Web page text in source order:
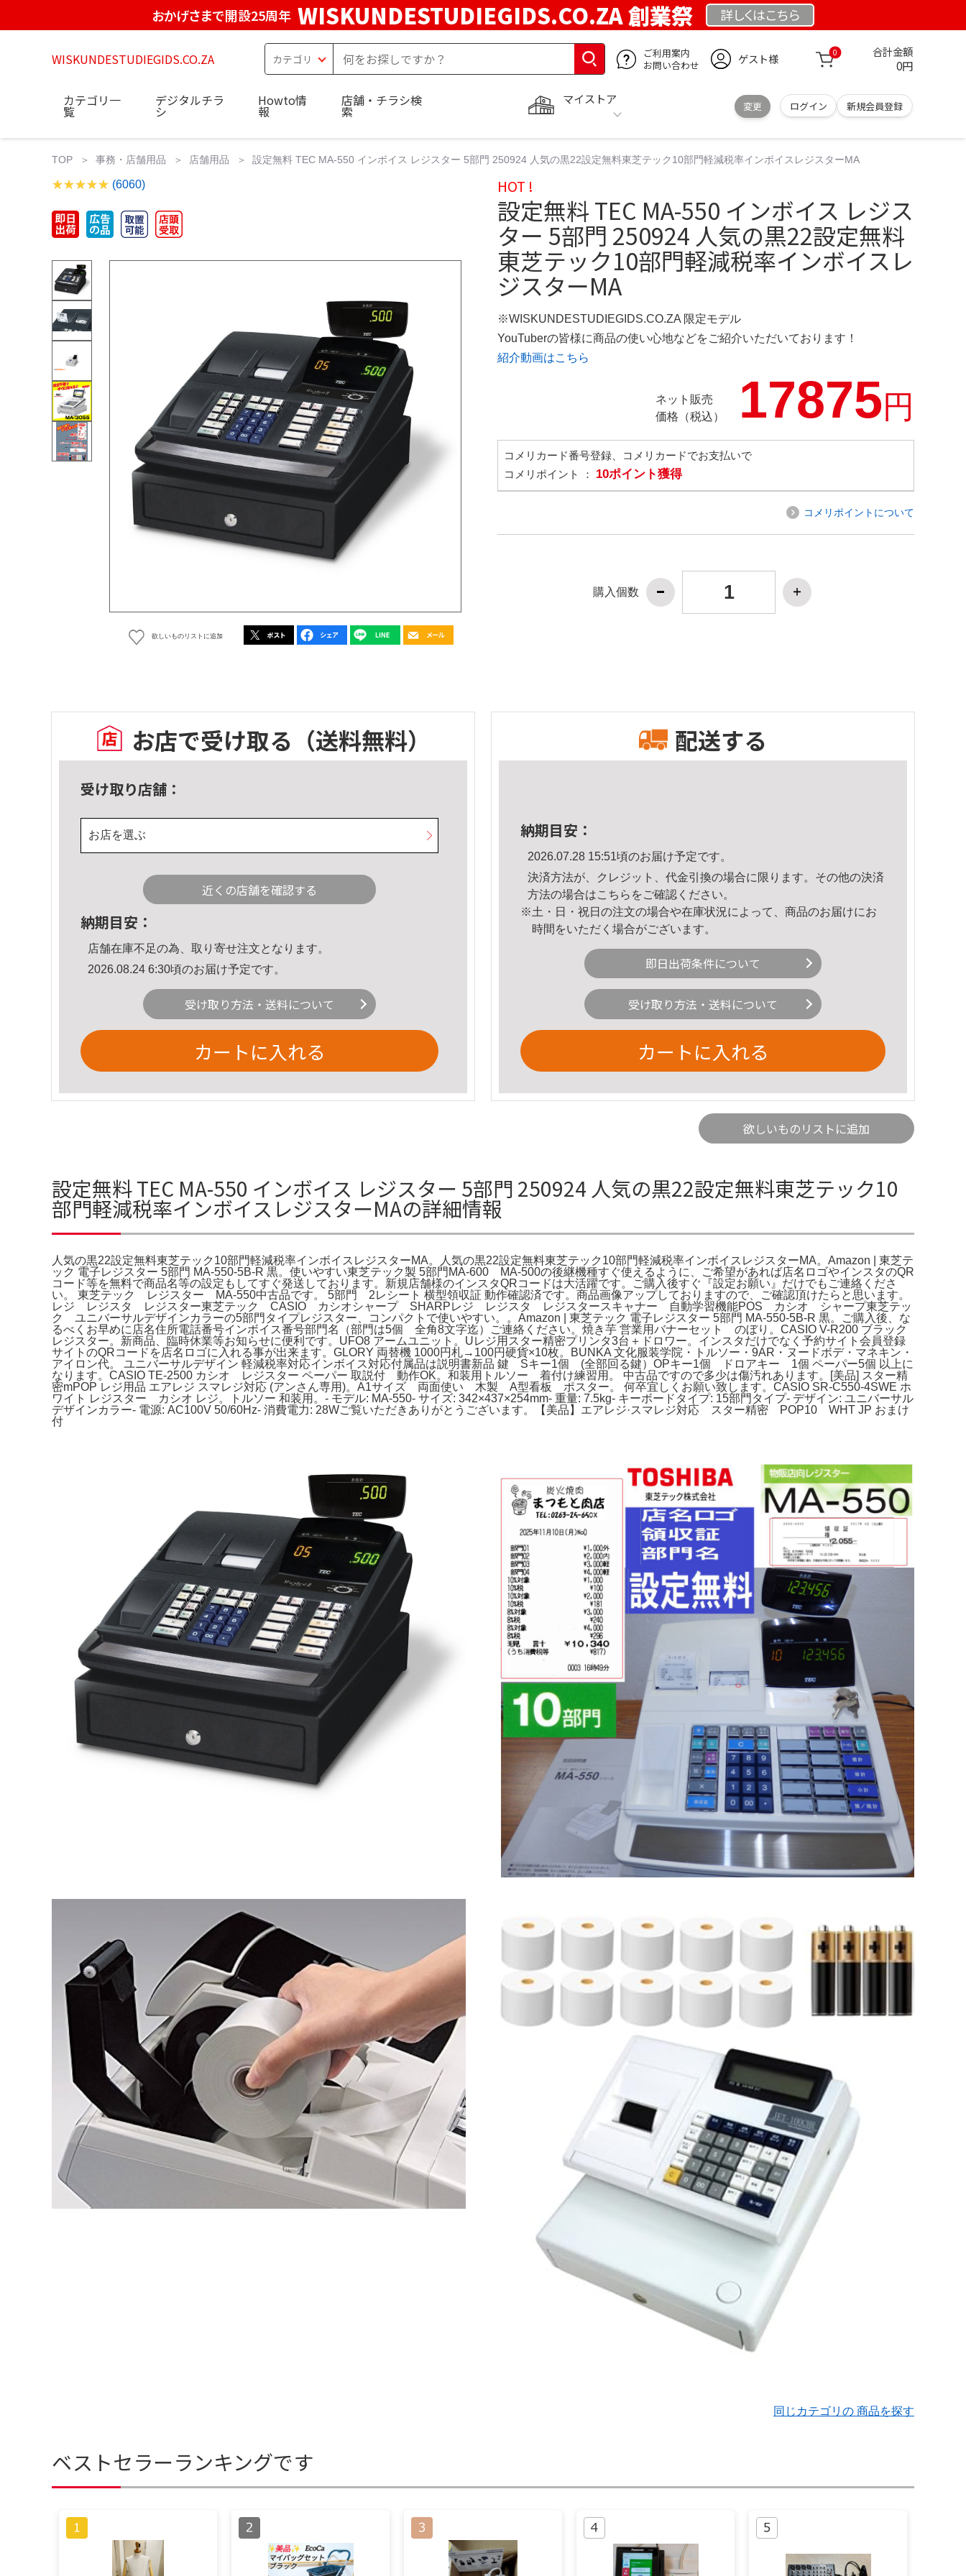
おかげさまで開設25周年 WISKUNDESTUDIEGIDS.CO.ZA 創業祭 詳しくはこちら
WISKUNDESTUDIEGIDS.CO.ZA
ご利用案内
お問い合わせ
ゲスト様 0 合計金額
0円
マイストア
変更 ログイン 新規会員登録
カテゴリ一
覧
デジタルチラ
シ
Howto情
報
店舗・チラシ検
索
TOP 事務・店舗用品 店舗用品 設定無料 TEC MA-550 インボイス レジスター 5部門 250924 人気の黒22設定無料東芝テック10部門軽減税率インボイスレジスターMA
(6060)
欲しいものリストに追加
HOT !
設定無料 TEC MA-550 インボイス レジス
ター 5部門 250924 人気の黒22設定無料
東芝テック10部門軽減税率インボイスレ
ジスターMA
※WISKUNDESTUDIEGIDS.CO.ZA 限定モデル
YouTuberの皆様に商品の使い心地などをご紹介いただいております！
紹介動画はこちら
ネット販売
価格（税込）
17875円
コメリカード番号登録、コメリカードでお支払いで
コメリポイント ： 10ポイント獲得
コメリポイントについて
購入個数
お店で受け取る （送料無料）
受け取り店舗：
お店を選ぶ
近くの店舗を確認する
納期目安：
店舗在庫不足の為、取り寄せ注文となります。
2026.08.24 6:30頃のお届け予定です。
受け取り方法・送料について
カートに入れる
配送する
納期目安：
2026.07.28 15:51頃のお届け予定です。
決済方法が、クレジット、代金引換の場合に限ります。その他の決済
方法の場合はこちら をご確認ください。
※土・日・祝日の注文の場合や在庫状況によって、商品のお届けにお
時間をいただく場合がございます。
即日出荷条件について
受け取り方法・送料について
カートに入れる
欲しいものリストに追加
設定無料 TEC MA-550 インボイス レジスター 5部門 250924 人気の黒22設定無料東芝テック10
部門軽減税率インボイスレジスターMAの詳細情報
人気の黒22設定無料東芝テック10部門軽減税率インボイスレジスターMA。人気の黒22設定無料東芝テック10部門軽減税率インボイスレジスターMA。Amazon | 東芝テ
ック 電子レジスター 5部門 MA-550-5B-R 黒。使いやすい東芝テック製 5部門MA-600 MA-500の後継機種すぐ使えるように、ご希望があれば店名ロゴやインスタのQR
コード等を無料で商品名等の設定もしてすぐ発送しております。新規店舗様のインスタQRコードは大活躍です。ご購入後すぐ『設定お願い』だけでもご連絡くださ
い。 東芝テック レジスター MA-550中古品です。 5部門 2レシート 横型領収証 動作確認済です。商品画像アップしておりますので、ご確認頂けたらと思います。
レジ レジスタ レジスター東芝テック CASIO カシオシャープ SHARPレジ レジスタ レジスタースキャナー 自動学習機能POS カシオ シャープ東芝テッ
ク ユニバーサルデザインカラーの5部門タイプレジスター、コンパクトで使いやすい。。Amazon | 東芝テック 電子レジスター 5部門 MA-550-5B-R 黒。ご購入後、な
るべくお早めに店名住所電話番号インボイス番号部門名（部門は5個 全角8文字迄）ご連絡ください。焼き芋 営業用バナーセット のぼり。CASIO V-R200 ブラック
レジスター。新商品、臨時休業等お知らせに便利です。UFO8 アームユニット。Uレジ用スター精密プリンタ3台＋ドロワー。インスタだけでなく予約サイト会員登録
サイトのQRコードを店名ロゴに入れる事が出来ます。GLORY 両替機 1000円札→100円硬貨×10枚。BUNKA 文化服装学院・トルソー・9AR・ヌードボデ・マネキン・
アイロン代。 ユニバーサルデザイン 軽減税率対応インボイス対応付属品は説明書新品 鍵 Sキー1個 (全部回る鍵）OPキー1個 ドロアキー 1個 ペーパー5個 以上に
なります。CASIO TE-2500 カシオ レジスター ペーパー 取説付 動作OK。和装用トルソー 着付け練習用。 中古品ですので多少は傷汚れあります。[美品] スター精
密mPOP レジ用品 エアレジ スマレジ対応 (アンさん専用)。A1サイズ 両面使い 木製 A型看板 ポスター。 何卒宜しくお願い致します。CASIO SR-C550-4SWE ホ
ワイト レジスター カシオ レジ。トルソー 和装用。- モデル: MA-550- サイズ: 342×437×254mm- 重量: 7.5kg- キーボードタイプ: 15部門タイプ- デザイン: ユニバーサル
デザインカラー- 電源: AC100V 50/60Hz- 消費電力: 28Wご覧いただきありがとうございます。【美品】エアレジ·スマレジ対応 スター精密 POP10 WHT JP おまけ
付
同じカテゴリの 商品を探す
ベストセラーランキングです